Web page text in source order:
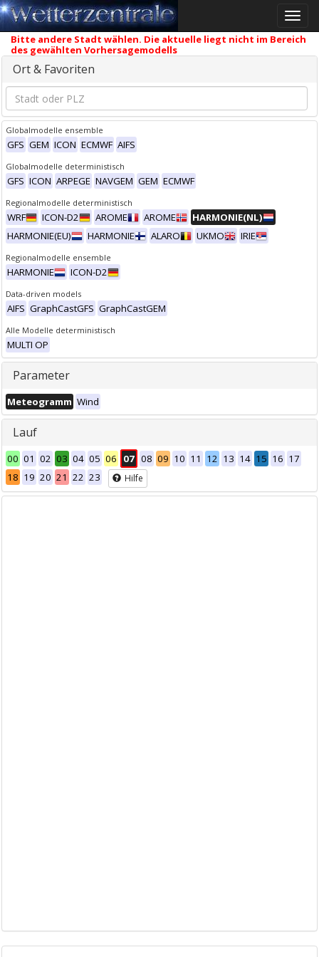
Toggle
Bitte andere Stadt wählen. Die aktuelle liegt nicht im Bereich
des gewählten Vorhersagemodells
Ort & Favoriten
Globalmodelle ensemble
GFS GEM ICON ECMWF AIFS
Globalmodelle deterministisch
GFS ICON ARPEGE NAVGEM GEM ECMWF
Regionalmodelle deterministisch
WRF ICON-D2 AROME AROME
HARMONIE(NL)
HARMONIE(EU)
HARMONIE ALARO UKMO IRIE
Regionalmodelle ensemble
HARMONIE ICON-D2
Data-driven models
AIFS GraphCastGFS GraphCastGEM
Alle Modelle deterministisch
MULTI OP
Parameter
Meteogramm Wind
Lauf
00 01 02 03 04 05 06 07 08 09 10 11 12 13 14 15 16 17
18 19 20 21 22 23 Hilfe